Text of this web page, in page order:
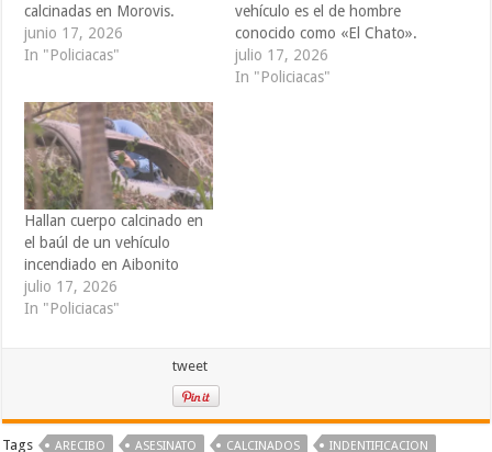
calcinadas en Morovis.
junio 17, 2026
In "Policiacas"
vehículo es el de hombre
conocido como «El Chato».
julio 17, 2026
In "Policiacas"
Hallan cuerpo calcinado en
el baúl de un vehículo
incendiado en Aibonito
julio 17, 2026
In "Policiacas"
tweet
Tags ARECIBO ASESINATO CALCINADOS INDENTIFICACION